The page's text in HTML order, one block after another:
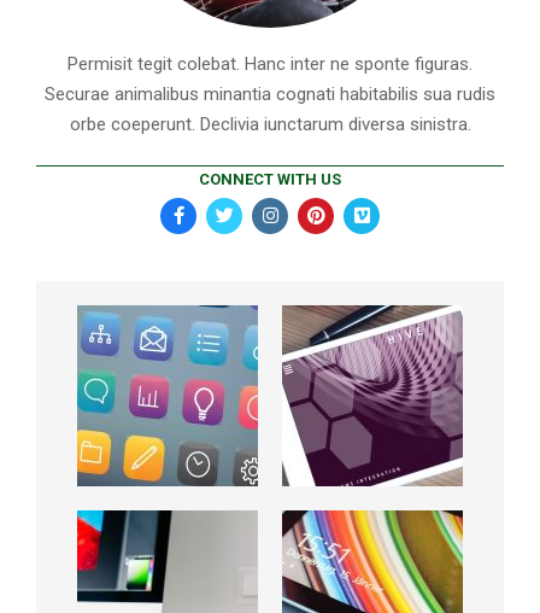
Permisit tegit colebat. Hanc inter ne sponte figuras.
Securae animalibus minantia cognati habitabilis sua rudis
orbe coeperunt. Declivia iunctarum diversa sinistra.
CONNECT WITH US